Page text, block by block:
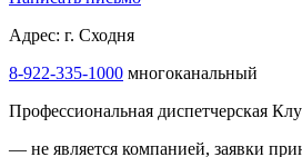
Адрес: г. Сходня
8-922-335-2000 многоканальный
Профессиональная диспетчерская
— не является компанией, заявки